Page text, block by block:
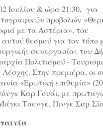
Ιουλίου & ώρα 21:30, για
προβολών
με τα Αστέρια», του
θεσμού για τον τόπο
συνεργασίας του
Πολιτισμού -
Στην πρεμιέρα, οι
«Ερωτική επιθυμία»
Καρ Γουάι, με
Τσενγκ, Πινγκ Σαμ